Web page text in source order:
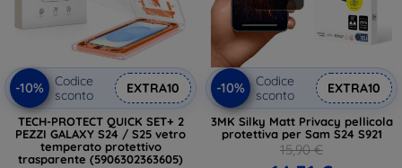
-10%
Codice
sconto
EXTRA10
TECH-PROTECT QUICK SET+ 2
PEZZI GALAXY S24 / S25 vetro
temperato protettivo
trasparente (5906302363605)
-10%
Codice
sconto
EXTRA10
3MK Silky Matt Privacy pellicola
protettiva per Sam S24 S921
15,90 €